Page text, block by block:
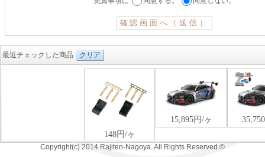
最近チェックした商品 クリア
Copyright(c) 2014 Rajiten-Nagoya. All Rights Reserved.©